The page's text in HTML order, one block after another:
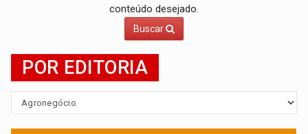
conteúdo desejado.
Buscar
POR EDITORIA